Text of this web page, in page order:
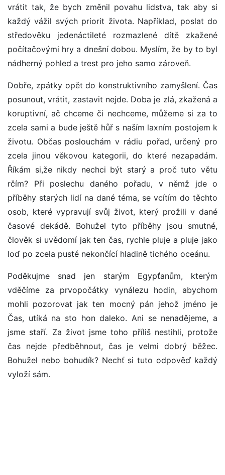
vrátit tak, že bych změnil povahu lidstva, tak aby si
každý vážil svých priorit života. Například, poslat do
středověku jedenáctileté rozmazlené dítě zkažené
počítačovými hry a dnešní dobou. Myslím, že by to byl
nádherný pohled a trest pro jeho samo zároveň.
Dobře, zpátky opět do konstruktivního zamyšlení. Čas
posunout, vrátit, zastavit nejde. Doba je zlá, zkažená a
koruptivní, ač chceme či nechceme, můžeme si za to
zcela sami a bude ještě hůř s naším laxním postojem k
životu. Občas poslouchám v rádiu pořad, určený pro
zcela jinou věkovou kategorii, do které nezapadám.
Říkám si,že nikdy nechci být starý a proč tuto větu
rčím? Při poslechu daného pořadu, v němž jde o
příběhy starých lidí na dané téma, se vcítím do těchto
osob, které vypravují svůj život, který prožili v dané
časové dekádě. Bohužel tyto příběhy jsou smutné,
člověk si uvědomí jak ten čas, rychle pluje a pluje jako
loď po zcela pusté nekončící hladině tichého oceánu.
Poděkujme snad jen starým Egypťanům, kterým
vděčíme za prvopočátky vynálezu hodin, abychom
mohli pozorovat jak ten mocný pán jehož jméno je
Čas, utíká na sto hon daleko. Ani se nenadějeme, a
jsme staří. Za život jsme toho příliš nestihli, protože
čas nejde předběhnout, čas je velmi dobrý běžec.
Bohužel nebo bohudík? Nechť si tuto odpověď každý
vyloží sám.